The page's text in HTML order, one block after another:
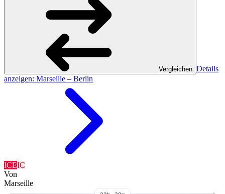
Vergleichen Details
anzeigen: Marseille – Berlin
ICEIC
Von
Marseille